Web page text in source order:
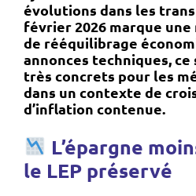
évolutions dans les
février 2026 marque
de rééquilibrage
annonces techniques,
très concrets pour les
dans un contexte de
d’inflation contenue.
L’épargne
le LEP préservé